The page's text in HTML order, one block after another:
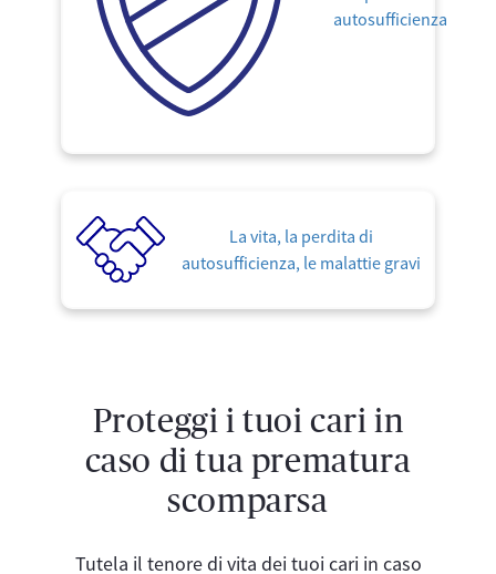
autosufficienza
La vita, la perdita di
autosufficienza, le malattie gravi
Proteggi i tuoi cari in
caso di tua prematura
scomparsa
Tutela il tenore di vita dei tuoi cari in caso